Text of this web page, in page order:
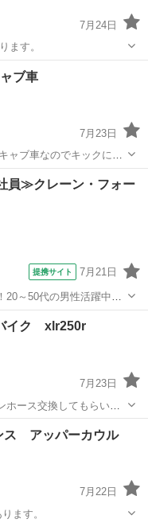
7月24日
ます。
CB400
ブ車
7月23日
ブ
員≫クレーン・フォー
提携サイト 7月21日
20～50代の男性活躍中★
休日130日★フォークリフ
可★《神奈川県相模原
イク xlr250r
7月23日
ース交換してもらいま
す。 23300㌔ キャブの
注意ください。また、プ
ランス アッパーカウル
7月22日
ます。